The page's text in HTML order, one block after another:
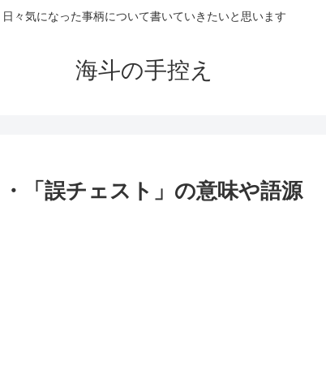
日々気になった事柄について書いていきたいと思います
海斗の手控え
「誤チェスト」の意味や語源